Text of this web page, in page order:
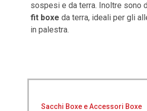
sospesi e da terra. Inoltre sono
fit boxe da terra, ideali per gli
in palestra.
Sacchi Boxe e Accessori Boxe